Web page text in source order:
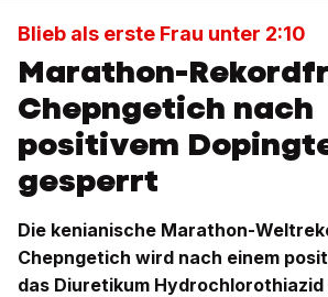
Blieb als erste Frau unter 2:10
Marathon-
Chepngetich nach
positivem
gesperrt
Die kenianische Marathon-
Chepngetich wird nach einem
das Diuretikum